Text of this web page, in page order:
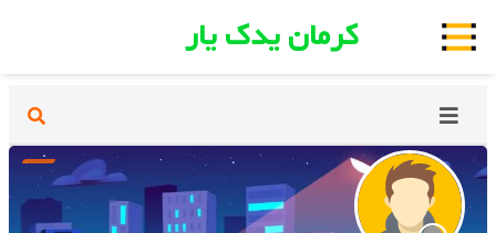
کرمان یدک یار